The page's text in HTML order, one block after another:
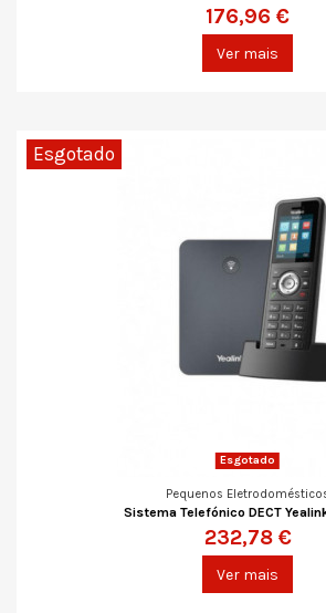
176,96 €
Ver mais
Esgotado
Esgotado
Pequenos
Sistema Telefónico DECT
232,78 €
Ver mais